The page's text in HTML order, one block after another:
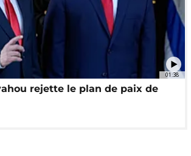
01:38
rejette le plan de paix de